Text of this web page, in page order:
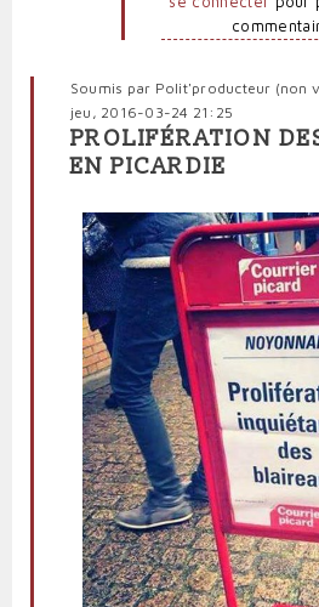
F.T.P.
Soumis par Polit'producteur (non
jeu, 2016-03-24 21:25
PROLIFÉRATION
EN PICARDIE